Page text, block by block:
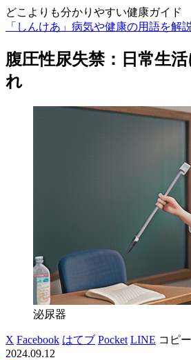
どこよりも分かりやすい健康ガイド
「しんけあ」病気や健康の用語を解説
腹圧性尿失禁：日常生
れ
泌尿器
X Facebook はてブ Pocket LINE コピー
2024.09.12